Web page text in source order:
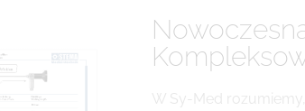
W Sy-Med